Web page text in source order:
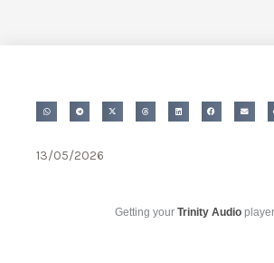
13/05/2026
Getting your Trinity Audio